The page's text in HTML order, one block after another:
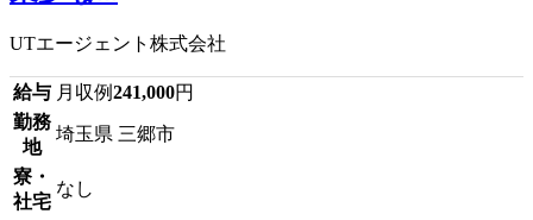
UTエージェント株式会社
給与 月収例241,000円
勤務
地
埼玉県 三郷市
寮・
社宅
なし